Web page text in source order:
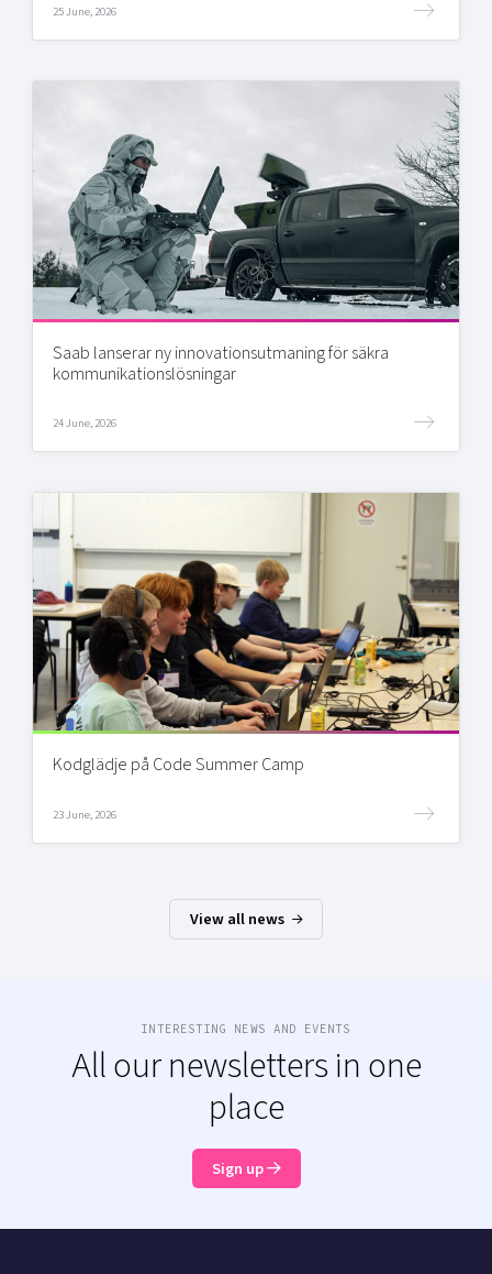
25 June, 2026
Saab lanserar ny innovationsutmaning för säkra
kommunikationslösningar
24 June, 2026
Kodglädje på Code Summer Camp
23 June, 2026
View all news
INTERESTING NEWS AND EVENTS
All our newsletters in one
place
Sign up